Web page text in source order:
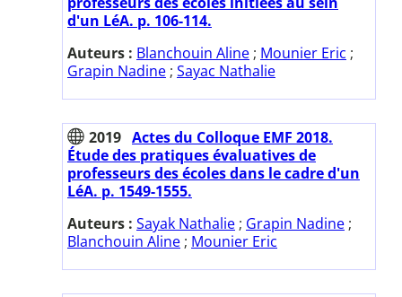
d'un LéA. p. 106-114.
Auteurs : Blanchouin Aline ; Mounier Eric ;
Grapin Nadine ; Sayac Nathalie
2019 Actes du Colloque EMF 2018.
Étude des pratiques évaluatives de
professeurs des écoles dans le cadre d'un
LéA. p. 1549-1555.
Auteurs : Sayak Nathalie ; Grapin Nadine ;
Blanchouin Aline ; Mounier Eric